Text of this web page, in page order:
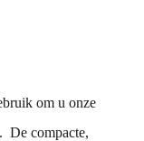
om u onze
De compacte,